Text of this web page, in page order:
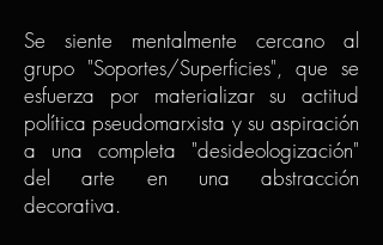
Se siente mentalmente cercano al
grupo "Soportes/Superficies", que se
esfuerza por materializar su actitud
política pseudomarxista y su aspiración
a una completa "desideologización"
del arte en una abstracción
decorativa.